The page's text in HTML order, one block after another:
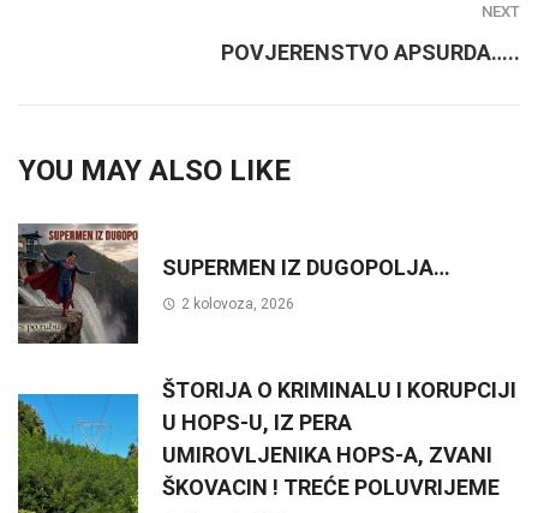
NEXT
POVJERENSTVO APSURDA…..
YOU MAY ALSO LIKE
SUPERMEN IZ DUGOPOLJA…
2 kolovoza, 2026
ŠTORIJA O KRIMINALU I KORUPCIJI
U HOPS-U, IZ PERA
UMIROVLJENIKA HOPS-A, ZVANI
ŠKOVACIN ! TREĆE POLUVRIJEME